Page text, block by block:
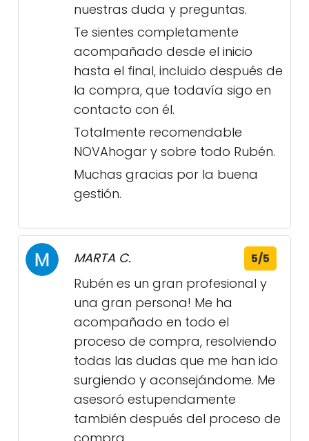
nuestras duda y preguntas.
Te sientes completamente
acompañado desde el inicio
hasta el final, incluido después de
la compra, que todavía sigo en
contacto con él.
Totalmente recomendable
NOVAhogar y sobre todo Rubén.
Muchas gracias por la buena
gestión.
MARTA C. 5/5
Rubén es un gran profesional y
una gran persona! Me ha
acompañado en todo el
proceso de compra, resolviendo
todas las dudas que me han ido
surgiendo y aconsejándome. Me
asesoró estupendamente
también después del proceso de